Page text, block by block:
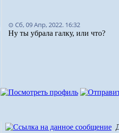
⊙ Сб, 09 Апр, 2022. 16:32
Ну ты убрала галку, или что?